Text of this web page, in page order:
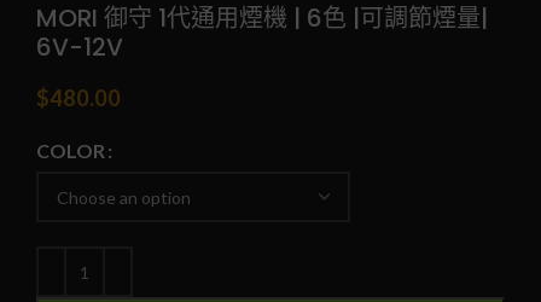
MORI 御守 1代通用煙機 | 6色 |可調節煙量|
6V-12V
$480.00
COLOR